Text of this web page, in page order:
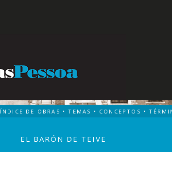
ÍNDICE DE OBRAS •TEMAS • CONCEPTOS •
EL BARÓN DE TEIVE